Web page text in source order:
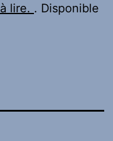
lire. . Disponible